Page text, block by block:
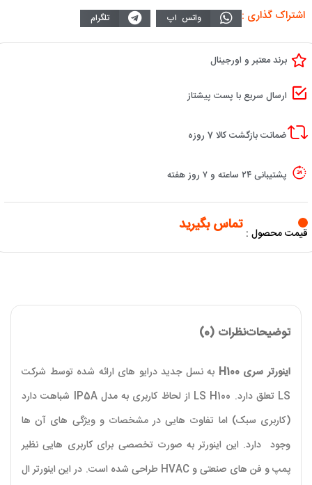
اشتراک گذاری : واتس اپ تلگرام
برند معتبر و اورجینال
ارسال سریع با پست پیشتاز
ضمانت بازگشت کالا 7 روزه
پشتیبانی ۲۴ ساعته و ۷ روز هفته
قیمت محصول : تماس بگیرید
توضیحاتنظرات (0)
اینورتر سری H100
به نسل جدید درایو های ارائه شده توسط شرکت
LS تعلق دارد. LS H100 از لحاظ کاربری به مدل IP5A شباهت دارد
(کاربری سبک) اما تفاوت هایی در مشخصات و ویژگی های آن ها
وجود دارد. این اینورتر به صورت تخصصی برای کاربری هایی نظیر
پمپ و فن های صنعتی و HVAC طراحی شده است. در این اینورتر ال